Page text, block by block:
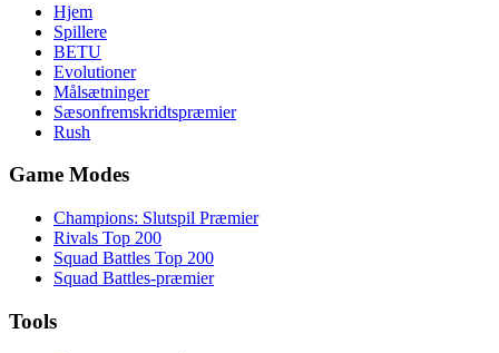
Hjem
Spillere
BETU
Evolutioner
Målsætninger
Sæsonfremskridtspræmier
Rush
Game Modes
Champions: Slutspil Præmier
Rivals Top 200
Squad Battles Top 200
Squad Battles-præmier
Tools